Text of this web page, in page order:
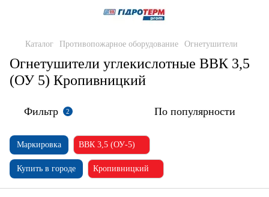
Каталог Противопожарное оборудование Огнетушители
Огнетушители углекислотные ВВК 3,5
(ОУ 5) Кропивницкий
Фильтр 2 По популярности
Маркировка ВВК 3,5 (ОУ-5)
Купить в городе Кропивницкий